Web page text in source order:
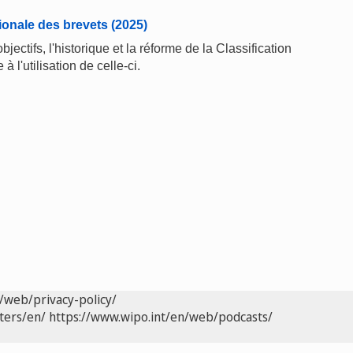
des brevets (2025)
l'historique et la réforme de la Classification
à l'utilisation de celle-ci.
privacy-policy/
en/ https://www.wipo.int/en/web/podcasts/